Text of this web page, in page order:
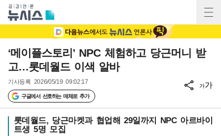
‘메이플스토리’ NPC 체험하고 당근머니 받
고…롯데월드 이색 알바
기사등록 2026/05/19 09:02:17
구글에서 선호하는 매체로 추가
가가
롯데월드, 당근마켓과 협업해 29일까지 NPC 아르바이
트생 5명 모집